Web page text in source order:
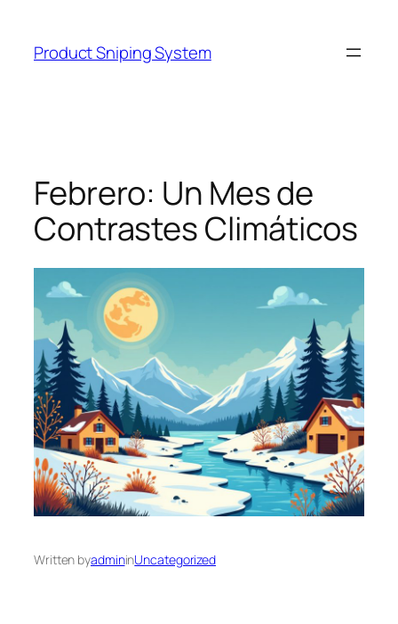
content
Product Sniping System
Febrero: Un Mes de
Contrastes Climáticos
Written byadmininUncategorized